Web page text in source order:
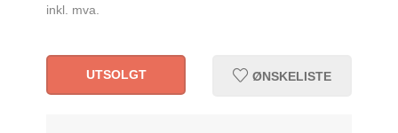
inkl. mva.
UTSOLGT ØNSKELISTE